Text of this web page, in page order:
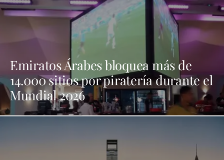
Emiratos Árabes bloquea más de
14.000 sitios por piratería durante el
Mundial 2026